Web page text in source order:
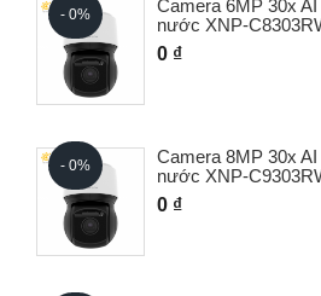
- 0%
Camera 6MP 30x
nước XNP-
0 ₫
- 0%
Camera 8MP 30x
nước XNP-
0 ₫